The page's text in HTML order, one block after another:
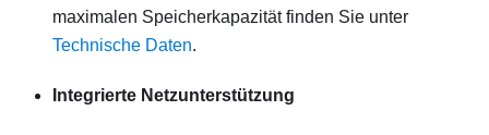
maximalen Speicherkapazität finden Sie unter
Technische Daten.
Integrierte Netzunterstützung